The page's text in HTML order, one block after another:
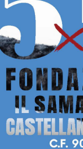
20 FEBBRAIO 2025
LABORATORI
ANIMALI
3 AI 6 ANNI